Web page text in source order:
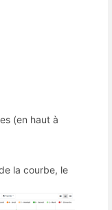
(en haut à
la courbe, le